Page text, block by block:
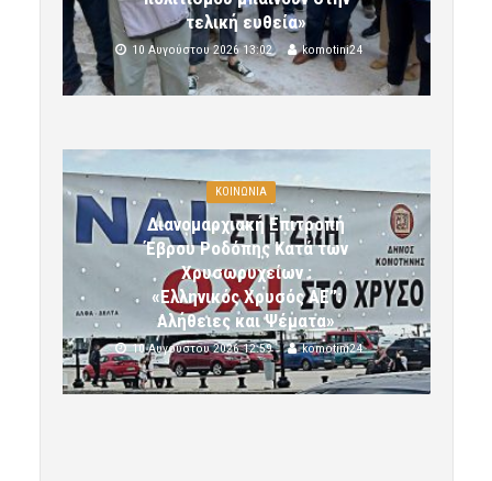
τελική ευθεία»
10 Αυγούστου 2026 13:02 komotini24
ΚΟΙΝΩΝΙΑ
Διανομαρχιακή Επιτροπή
Έβρου Ροδόπης Κατά των
Χρυσωρυχείων :
«Ελληνικός Χρυσός ΑΕ”:
Αλήθειες και Ψέματα»
10 Αυγούστου 2026 12:59 komotini24